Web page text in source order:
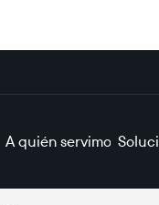
A quién servimos